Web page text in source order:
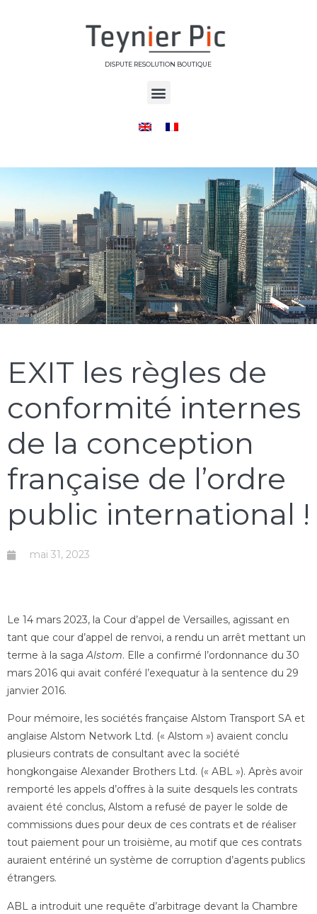
DISPUTE RESOLUTION BOUTIQUE
EXIT les règles de
conformité internes
de la conception
française de l’ordre
public international !
mai 31, 2023
Le 14 mars 2023, la Cour d’appel de Versailles, agissant en
tant que cour d’appel de renvoi, a rendu un arrêt mettant un
terme à la sagaAlstom. Elle a confirmé l’ordonnance du 30
mars 2016 qui avait conféré l’exequatur à la sentence du 29
janvier 2016.
Pour mémoire, les sociétés française Alstom Transport SA et
anglaise Alstom Network Ltd. (« Alstom ») avaient conclu
plusieurs contrats de consultant avec la société
hongkongaise Alexander Brothers Ltd. (« ABL »). Après avoir
remporté les appels d’offres à la suite desquels les contrats
avaient été conclus, Alstom a refusé de payer le solde de
commissions dues pour deux de ces contrats et de réaliser
tout paiement pour un troisième, au motif que ces contrats
auraient entériné un système de corruption d’agents publics
étrangers.
ABL a introduit une requête d’arbitrage devant la Chambre